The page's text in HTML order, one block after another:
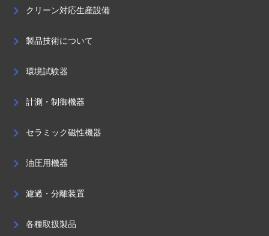
クリーン対応生産設備
製品技術について
環境試験器
計測・制御機器
セラミック磁性機器
油圧用機器
濾過・分離装置
各種取扱製品